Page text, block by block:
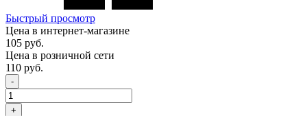
Быстрый просмотр
Цена в интернет-магазине
105 руб.
Цена в розничной сети
110 руб.
-
+